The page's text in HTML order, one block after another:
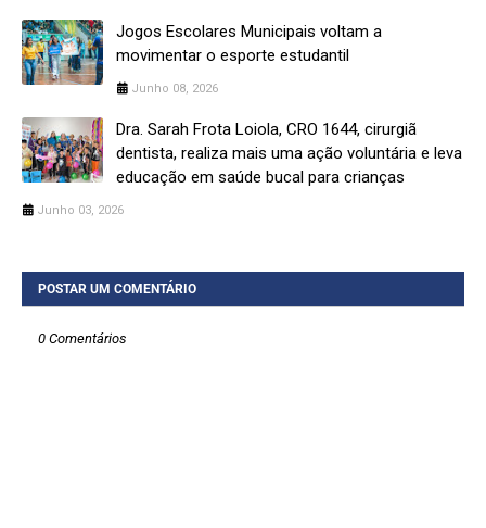
Jogos Escolares Municipais voltam a
movimentar o esporte estudantil
Junho 08, 2026
Dra. Sarah Frota Loiola, CRO 1644, cirurgiã
dentista, realiza mais uma ação voluntária e leva
educação em saúde bucal para crianças
Junho 03, 2026
POSTAR UM COMENTÁRIO
0 Comentários